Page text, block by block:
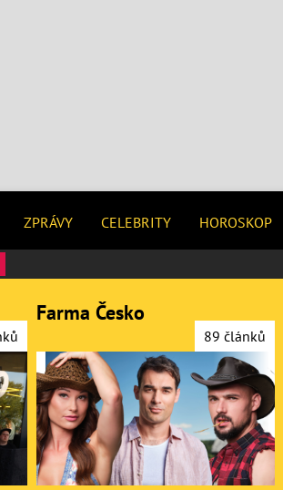
ZPRÁVY CELEBRITY HOROSKOP
Farma Česko
89 článků